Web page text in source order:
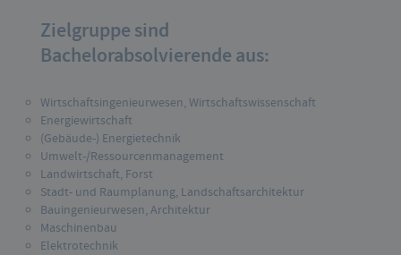
Zielgruppe sind
Bachelorabsolvierende aus:
Wirtschaftsingenieurwesen, Wirtschaftswissenschaft
Energiewirtschaft
(Gebäude-) Energietechnik
Umwelt-/Ressourcenmanagement
Landwirtschaft, Forst
Stadt- und Raumplanung, Landschaftsarchitektur
Bauingenieurwesen, Architektur
Maschinenbau
Elektrotechnik